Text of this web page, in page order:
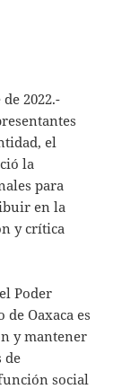
2022.-
el
la
para
en la
y crítica
Poder
Oaxaca es
y mantener
de
social